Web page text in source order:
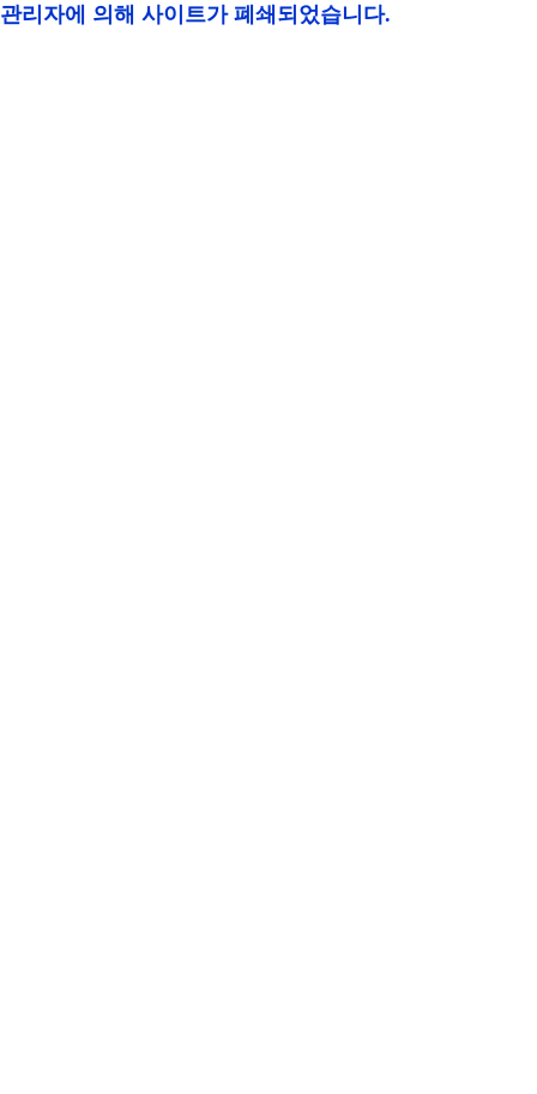
관리자에 의해 사이트가 폐쇄되었습니다.